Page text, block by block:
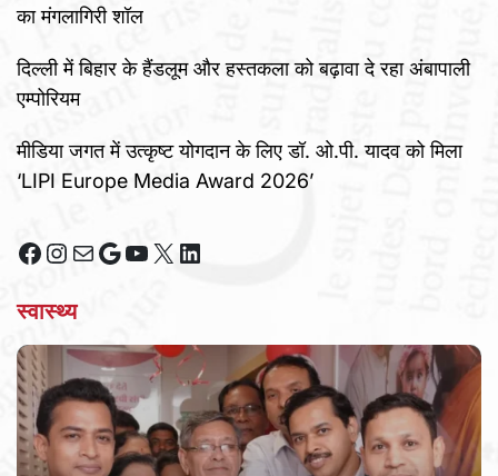
का मंगलागिरी शॉल
दिल्ली में बिहार के हैंडलूम और हस्तकला को बढ़ावा दे रहा अंबापाली
एम्पोरियम
मीडिया जगत में उत्कृष्ट योगदान के लिए डॉ. ओ.पी. यादव को मिला
‘LIPI Europe Media Award 2026’
Facebook
Instagram
MailGoogle
YouTube
X LinkedIn
स्वास्थ्य